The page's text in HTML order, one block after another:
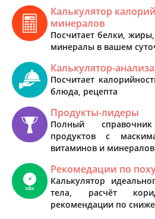
Калькулятор
минералов
Посчитает белки,
минералы в вашем
Калькулятор-
Посчитает
блюда, рецепта
Продукты-лидеры
Полный
продуктов с
витаминов и минералов
Рекомедации по
Калькулятор
тела, расчёт
рекомендации по